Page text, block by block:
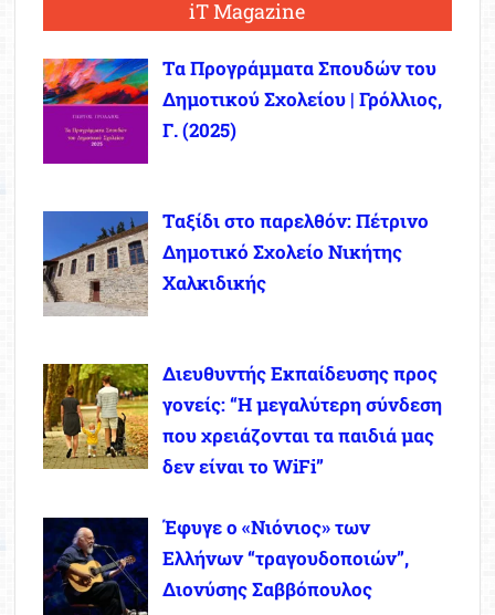
iT Magazine
Τα Προγράμματα Σπουδών του
Δημοτικού Σχολείου | Γρόλλιος,
Γ. (2025)
Ταξίδι στο παρελθόν: Πέτρινο
Δημοτικό Σχολείο Νικήτης
Χαλκιδικής
Διευθυντής Εκπαίδευσης προς
γονείς: “Η μεγαλύτερη σύνδεση
που χρειάζονται τα παιδιά μας
δεν είναι το WiFi”
Έφυγε ο «Νιόνιος» των
Ελλήνων “τραγουδοποιών”,
Διονύσης Σαββόπουλος